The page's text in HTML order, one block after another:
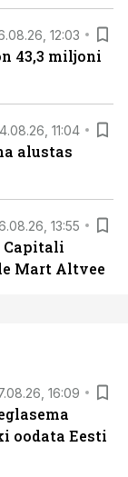
12:03
43,3 miljoni
11:04
alustas
13:55
Capitali
Mart Altvee
16:09
oodata Eesti